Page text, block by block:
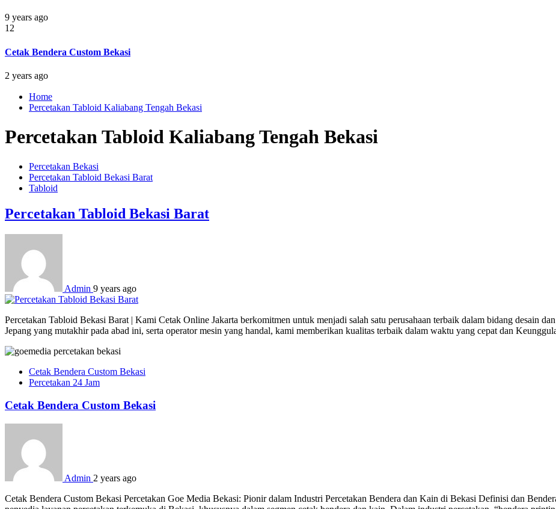
9 years ago
12
Cetak Bendera Custom Bekasi
2 years ago
Home
Percetakan Tabloid Kaliabang Tengah Bekasi
Percetakan Tabloid Kaliabang Tengah Bekasi
Percetakan Bekasi
Percetakan Tabloid Bekasi Barat
Tabloid
Percetakan Tabloid Bekasi Barat
Admin 9 years ago
Percetakan Tabloid Bekasi Barat | Kami Cetak Online Jakarta berkomitmen untuk menjadi salah satu perusahaan terbaik dalam bidang desain
Jepang yang mutakhir pada abad ini, serta operator mesin yang handal, kami memberikan kualitas terbaik dalam waktu yang cepat dan
Cetak Bendera Custom Bekasi
Percetakan 24 Jam
Cetak Bendera Custom Bekasi
Admin 2 years ago
Cetak Bendera Custom Bekasi Percetakan Goe Media Bekasi: Pionir dalam Industri Percetakan Bendera dan Kain di Bekasi Definisi dan